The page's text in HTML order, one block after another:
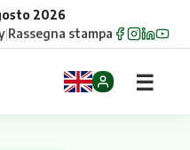
2026
|Rassegna stampa
☰